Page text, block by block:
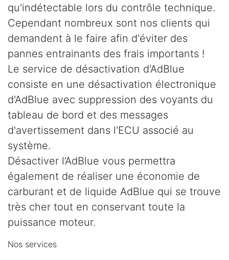
qu'indétectable lors du contrôle technique.
Cependant nombreux sont nos clients qui
demandent à le faire afin d'éviter des
pannes entrainants des frais importants !
Le service de désactivation d'AdBlue
consiste en une désactivation électronique
d'AdBlue avec suppression des voyants du
tableau de bord et des messages
d'avertissement dans l'ECU associé au
système.
Désactiver l’AdBlue vous permettra
également de réaliser une économie de
carburant et de liquide AdBlue qui se trouve
très cher tout en conservant toute la
puissance moteur.
Nos services